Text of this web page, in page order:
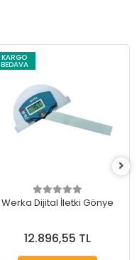
KARGO
BEDAVA
Werka Dijital İletki Gönye
12.896,55 TL